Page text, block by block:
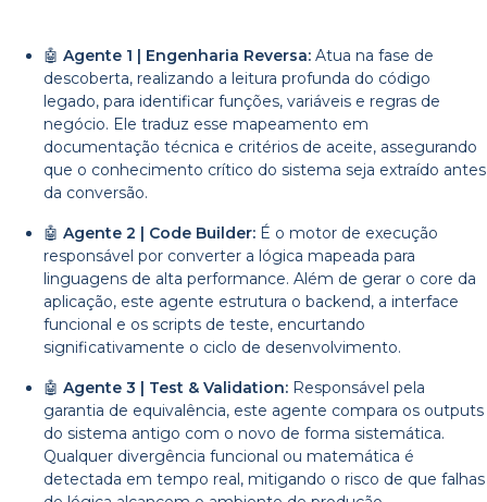
🤖 Agente 1 | Engenharia Reversa: Atua na fase de
descoberta, realizando a leitura profunda do código
legado, para identificar funções, variáveis e regras de
negócio. Ele traduz esse mapeamento em
documentação técnica e critérios de aceite, assegurando
que o conhecimento crítico do sistema seja extraído antes
da conversão.
🤖 Agente 2 | Code Builder: É o motor de execução
responsável por converter a lógica mapeada para
linguagens de alta performance. Além de gerar o core da
aplicação, este agente estrutura o backend, a interface
funcional e os scripts de teste, encurtando
significativamente o ciclo de desenvolvimento.
🤖 Agente 3 | Test & Validation: Responsável pela
garantia de equivalência, este agente compara os outputs
do sistema antigo com o novo de forma sistemática.
Qualquer divergência funcional ou matemática é
detectada em tempo real, mitigando o risco de que falhas